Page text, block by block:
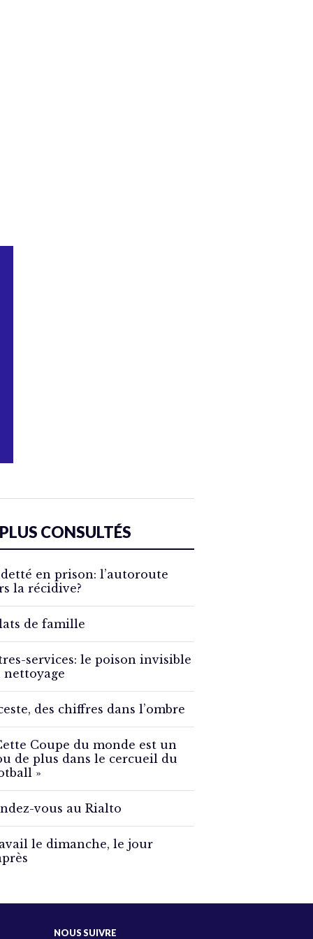
CONSULTÉS
en prison: l’autoroute
la récidive?
de famille
services: le poison invisible
nettoyage
des chiffres dans l’ombre
Coupe du monde est un
de plus dans le cercueil du
»
vous au Rialto
le dimanche, le jour
NOUS SUIVRE